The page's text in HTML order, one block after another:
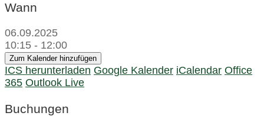
Wann
06.09.2025
10:15 - 12:00
Zum Kalender hinzufügen
ICS herunterladen Google Kalender iCalendar Office
365 Outlook Live
Buchungen